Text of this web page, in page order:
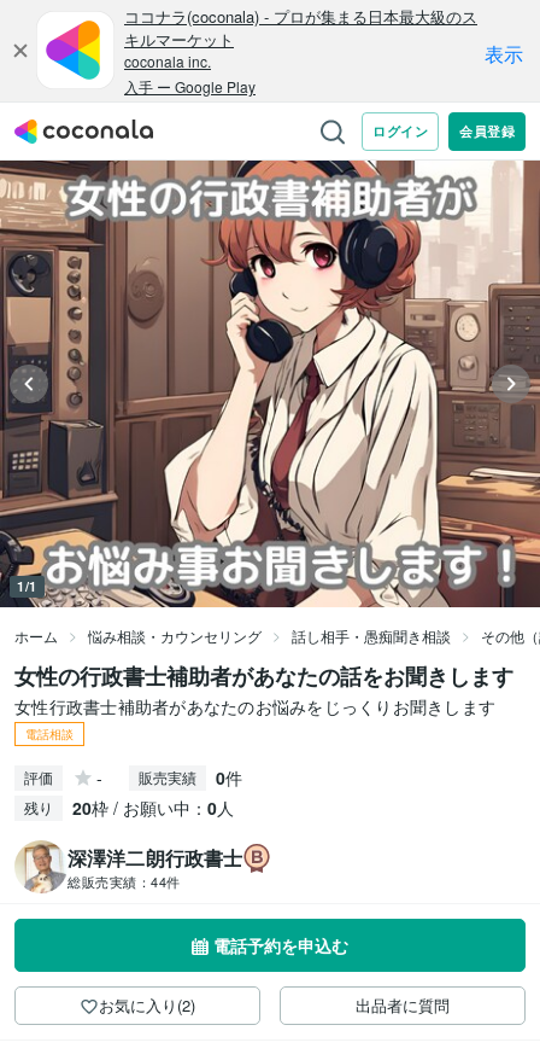
1/1
ホーム 悩み相談・カウンセリング 話し相手・愚痴聞き相談 その他
女性の行政書士補助者があなたの話をお聞きします
女性行政書士補助者があなたのお悩みをじっくりお聞きします
電話相談
評価 - 販売実績 0件
残り 20枠 / お願い中： 0人
深澤洋二朗行政書士
総販売実績： 44件
電話予約を申込む
お気に入り(2) 出品者に質問